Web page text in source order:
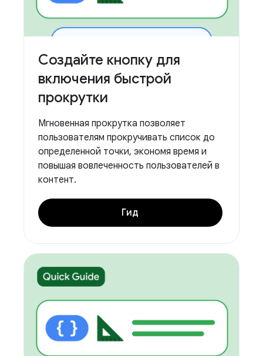
Создайте кнопку для
включения быстрой
прокрутки
Мгновенная прокрутка позволяет
пользователям прокручивать список до
определенной точки, экономя время и
повышая вовлеченность пользователей в
контент.
Гид